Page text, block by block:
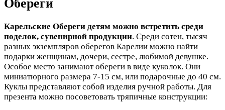
Обереги
Карельские Обереги детям можно встретить среди
поделок, сувенирной продукции. Среди сотен, тысяч
разных экземпляров оберегов Карелии можно найти
подарки женщинам, дочери, сестре, любимой девушке.
Особое место занимают обереги в виде куколок. Они
миниатюрного размера 7-15 см, или подарочные до 40 см.
Куклы представляют собой изделия ручной работы. Для
презента можно посоветовать тряпичные конструкции: